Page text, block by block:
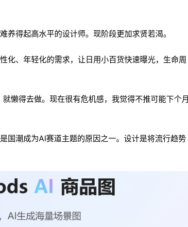
得起高水平的设计师。现阶段更加求贤若渴。
化、年轻化的需求，让日用小百货快速曝光，生命周
懒得去做。现在很有危机感，我觉得不推可能下个月
国潮成为AI赛道主题的原因之一。设计是将流行趋势